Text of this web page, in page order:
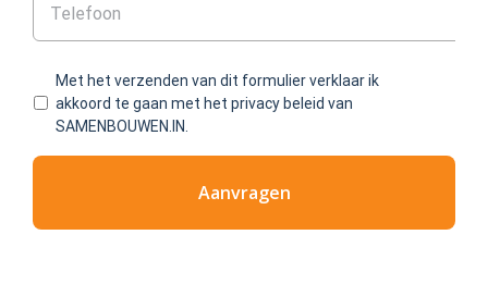
Met het verzenden van dit formulier verklaar ik
akkoord te gaan met het privacy beleid van
SAMENBOUWEN.IN.